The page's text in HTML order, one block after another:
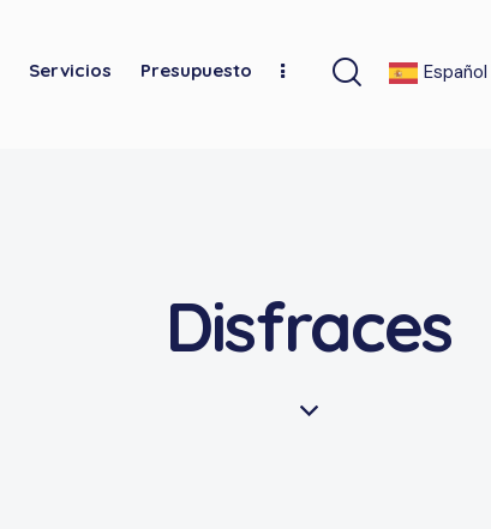
Servicios Presupuesto Español
Disfraces